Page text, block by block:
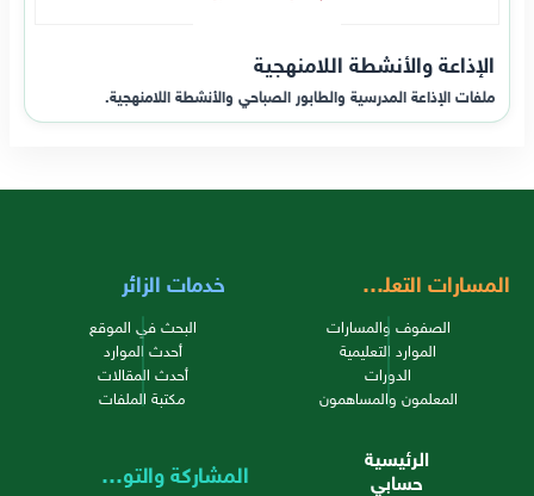
الإذاعة والأنشطة اللامنهجية
ملفات الإذاعة المدرسية والطابور الصباحي والأنشطة اللامنهجية.
المسارات التعليمية
الصفوف والمسارات
الموارد التعليمية
الدورات
المعلمون والمساهمون
خدمات الزائر
البحث في الموقع
أحدث الموارد
أحدث المقالات
مكتبة الملفات
الرئيسية
حسابي المشاركة والتواصل